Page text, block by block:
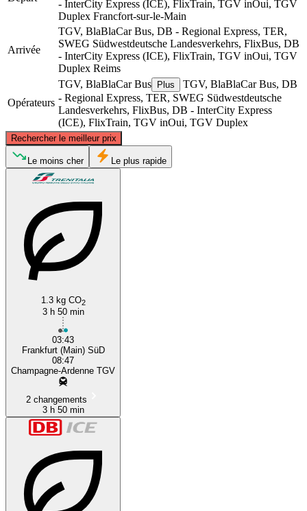
- InterCity Express (ICE), FlixTrain, TGV inOui, TGV
Duplex Francfort-sur-le-Main
Arrivée
TGV, BlaBlaCar Bus, DB - Regional Express, TER,
SWEG Südwestdeutsche Landesverkehrs, FlixBus, DB
- InterCity Express (ICE), FlixTrain, TGV inOui, TGV
Duplex Reims
Opérateurs
TGV, BlaBlaCar Bus Plus
TGV, BlaBlaCar Bus, DB
- Regional Express, TER, SWEG Südwestdeutsche
Landesverkehrs, FlixBus, DB - InterCity Express
(ICE), FlixTrain, TGV inOui, TGV Duplex
Rechercher le meilleur prix
Reims
©CARTO , ©OpenStreetMapcontributors
Le moins cher Le plus rapide
1.3 kg CO2
3 h 50 min
03:43
Frankfurt (Main) SüD
08:47
Champagne-Ardenne TGV
2 changements
3 h 50 min